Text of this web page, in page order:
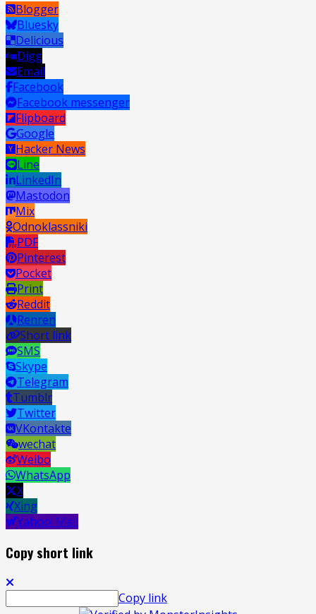
Blogger
Bluesky
Delicious
Digg
Email
Facebook
Facebook messenger
Flipboard
Google
Hacker News
Line
LinkedIn
Mastodon
Mix
Odnoklassniki
PDF
Pinterest
Pocket
Print
Reddit
Renren
Short link
SMS
Skype
Telegram
Tumblr
Twitter
VKontakte
wechat
Weibo
WhatsApp
X
Xing
Yahoo! Mail
Copy short link
Copy link